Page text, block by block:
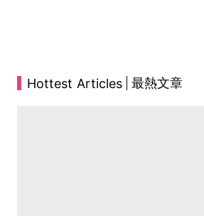
Hottest Articles 最熱文章